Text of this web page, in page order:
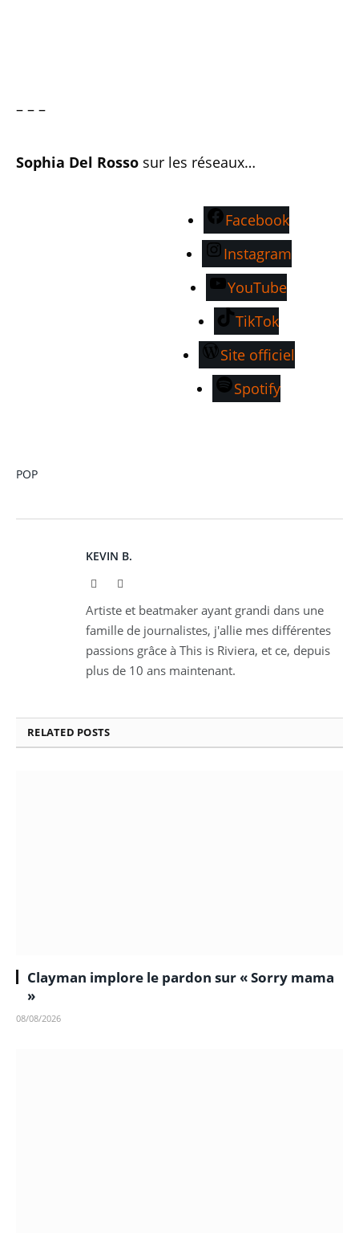
– – –
Sophia Del Rosso sur les réseaux…
Facebook
Instagram
YouTube
TikTok
Site officiel
Spotify
POP
KEVIN B.
Website
Artiste et beatmaker ayant grandi dans une
famille de journalistes, j'allie mes différentes
passions grâce à This is Riviera, et ce, depuis
plus de 10 ans maintenant.
RELATED POSTS
Clayman implore le pardon sur « Sorry mama
»
08/08/2026